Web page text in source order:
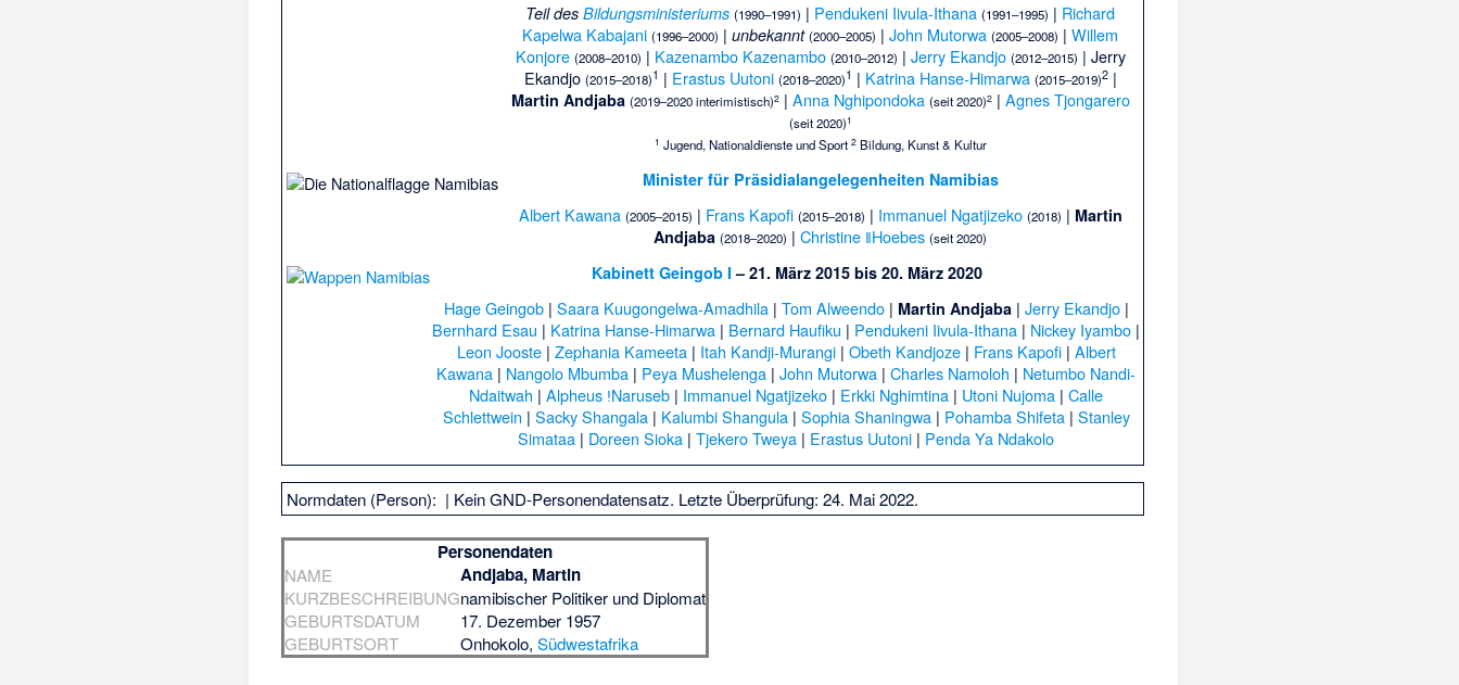
Teil desBildungsministeriums (1990–1991) | Pendukeni Iivula-Ithana (1991–1995) | Richard
Kapelwa Kabajani (1996–2000) |unbekannt (2000–2005) |John Mutorwa (2005–2008) |Willem
Konjore (2008–2010) | Kazenambo Kazenambo (2010–2012) | Jerry Ekandjo (2012–2015) | Jerry
Ekandjo (2015–2018)1 | Erastus Uutoni (2018–2020)1 | Katrina Hanse-Himarwa (2015–2019)2|
Martin Andjaba (2019–2020 interimistisch)2| Anna Nghipondoka (seit 2020)2| Agnes Tjongarero
(seit 2020)1
1 Jugend, Nationaldienste und Sport 2Bildung, Kunst & Kultur
Minister für Präsidialangelegenheiten Namibias
Albert Kawana (2005–2015) | Frans Kapofi (2015–2018) | Immanuel Ngatjizeko (2018) | Martin
Andjaba (2018–2020) |Christine ǁHoebes (seit 2020)
Kabinett Geingob I – 21. März 2015 bis 20. März 2020
Hage Geingob| Saara Kuugongelwa-Amadhila| Tom Alweendo| Martin Andjaba| Jerry Ekandjo|
Bernhard Esau | Katrina Hanse-Himarwa | Bernard Haufiku | Pendukeni Iivula-Ithana | Nickey Iyambo |
Leon Jooste| Zephania Kameeta| Itah Kandji-Murangi| Obeth Kandjoze| Frans Kapofi| Albert
Kawana | Nangolo Mbumba | Peya Mushelenga |John Mutorwa |Charles Namoloh | Netumbo Nandi-
Ndaitwah |Alpheus ǃNaruseb | Immanuel Ngatjizeko | Erkki Nghimtina | Utoni Nujoma |Calle
Schlettwein | Sacky Shangala| Kalumbi Shangula| Sophia Shaningwa| Pohamba Shifeta| Stanley
Simataa | Doreen Sioka |Tjekero Tweya | Erastus Uutoni | Penda Ya Ndakolo
Normdaten (Person): | Kein GND-Personendatensatz. Letzte Überprüfung: 24. Mai 2022.
Personendaten
NAME Andjaba, Martin
KURZBESCHREIBUNGnamibischer Politiker und Diplomat
GEBURTSDATUM
17. Dezember 1957
GEBURTSORT
Onhokolo,Südwestafrika